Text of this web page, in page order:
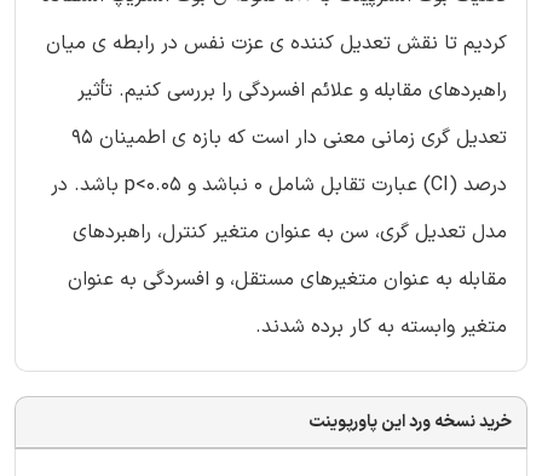
کردیم تا نقش تعدیل کننده ی عزت نفس در رابطه ی میان
راهبردهای مقابله و علائم افسردگی را بررسی کنیم. تأثیر
تعدیل گری زمانی معنی دار است که بازه ی اطمینان 95
درصد (CI) عبارت تقابل شامل 0 نباشد و p<0.05 باشد. در
مدل تعدیل گری، سن به عنوان متغیر کنترل، راهبردهای
مقابله به عنوان متغیرهای مستقل، و افسردگی به عنوان
متغیر وابسته به کار برده شدند.
خرید نسخه ورد این پاورپوینت